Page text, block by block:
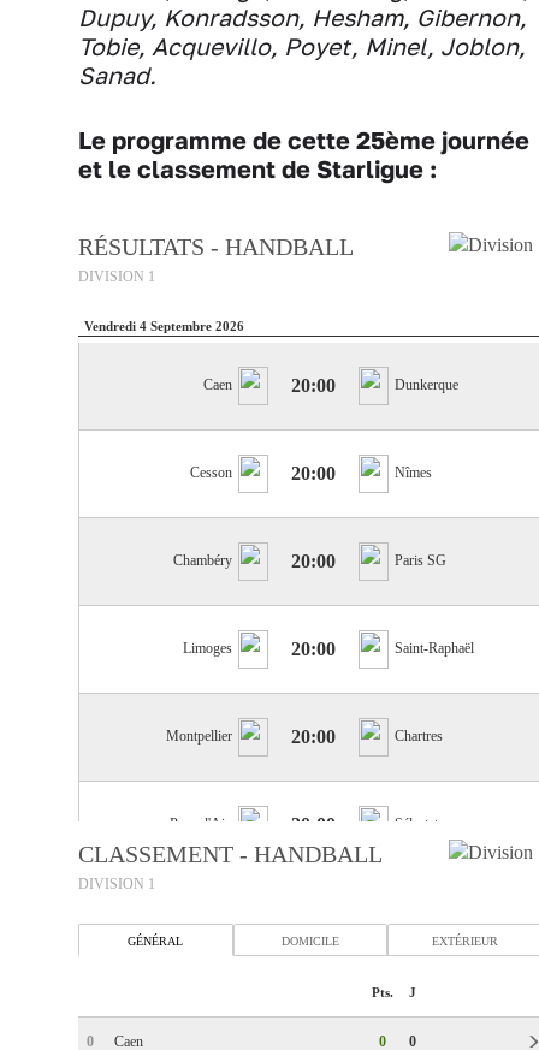
Dupuy, Konradsson, Hesham, Gibernon,
Tobie, Acquevillo, Poyet, Minel, Joblon,
Sanad.
Le programme de cette 25ème journée
et le classement de Starligue :